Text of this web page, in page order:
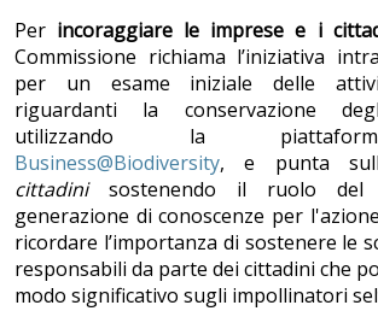
Per incoraggiare le imprese e i
Commissione richiama l’iniziativa
per un esame iniziale delle
riguardanti la conservazione
utilizzando la
Business@Biodiversity, e punta
cittadini sostenendo il ruolo del
generazione di conoscenze per
ricordare l’importanza di sostenere le
responsabili da parte dei cittadini che
modo significativo sugli impollinatori